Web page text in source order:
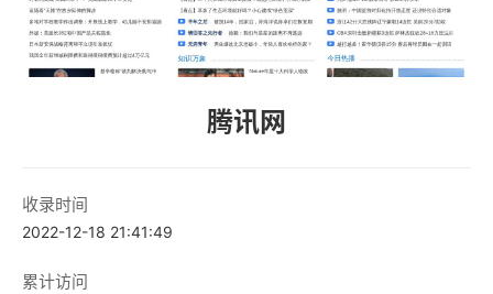
腾讯网
收录时间
2022-12-18 21:41:49
累计访问